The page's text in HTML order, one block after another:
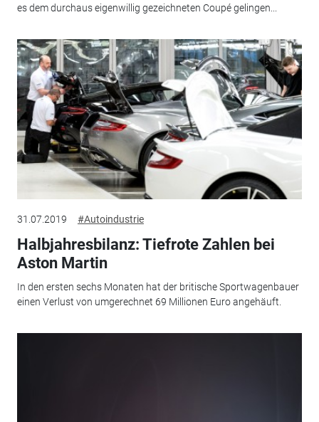
es dem durchaus eigenwillig gezeichneten Coupé gelingen...
31.07.2019 #Autoindustrie
Halbjahresbilanz: Tiefrote Zahlen bei
Aston Martin
In den ersten sechs Monaten hat der britische Sportwagenbauer
einen Verlust von umgerechnet 69 Millionen Euro angehäuft.